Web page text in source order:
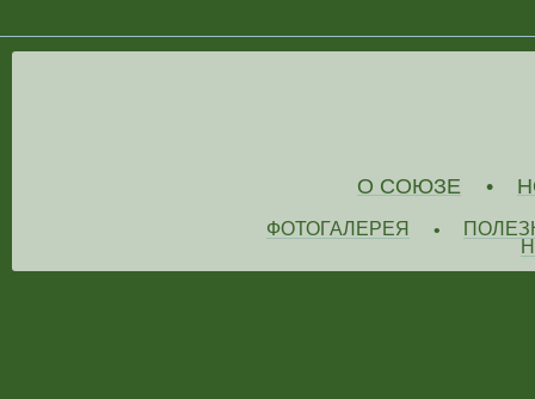
О СОЮЗЕ •
ФОТОГАЛЕРЕЯ •